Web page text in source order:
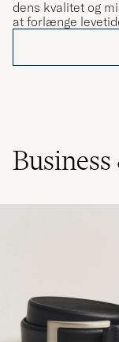
dens kvalitet og
at forlænge